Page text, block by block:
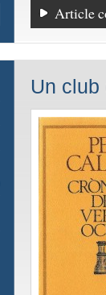
Article
Un club